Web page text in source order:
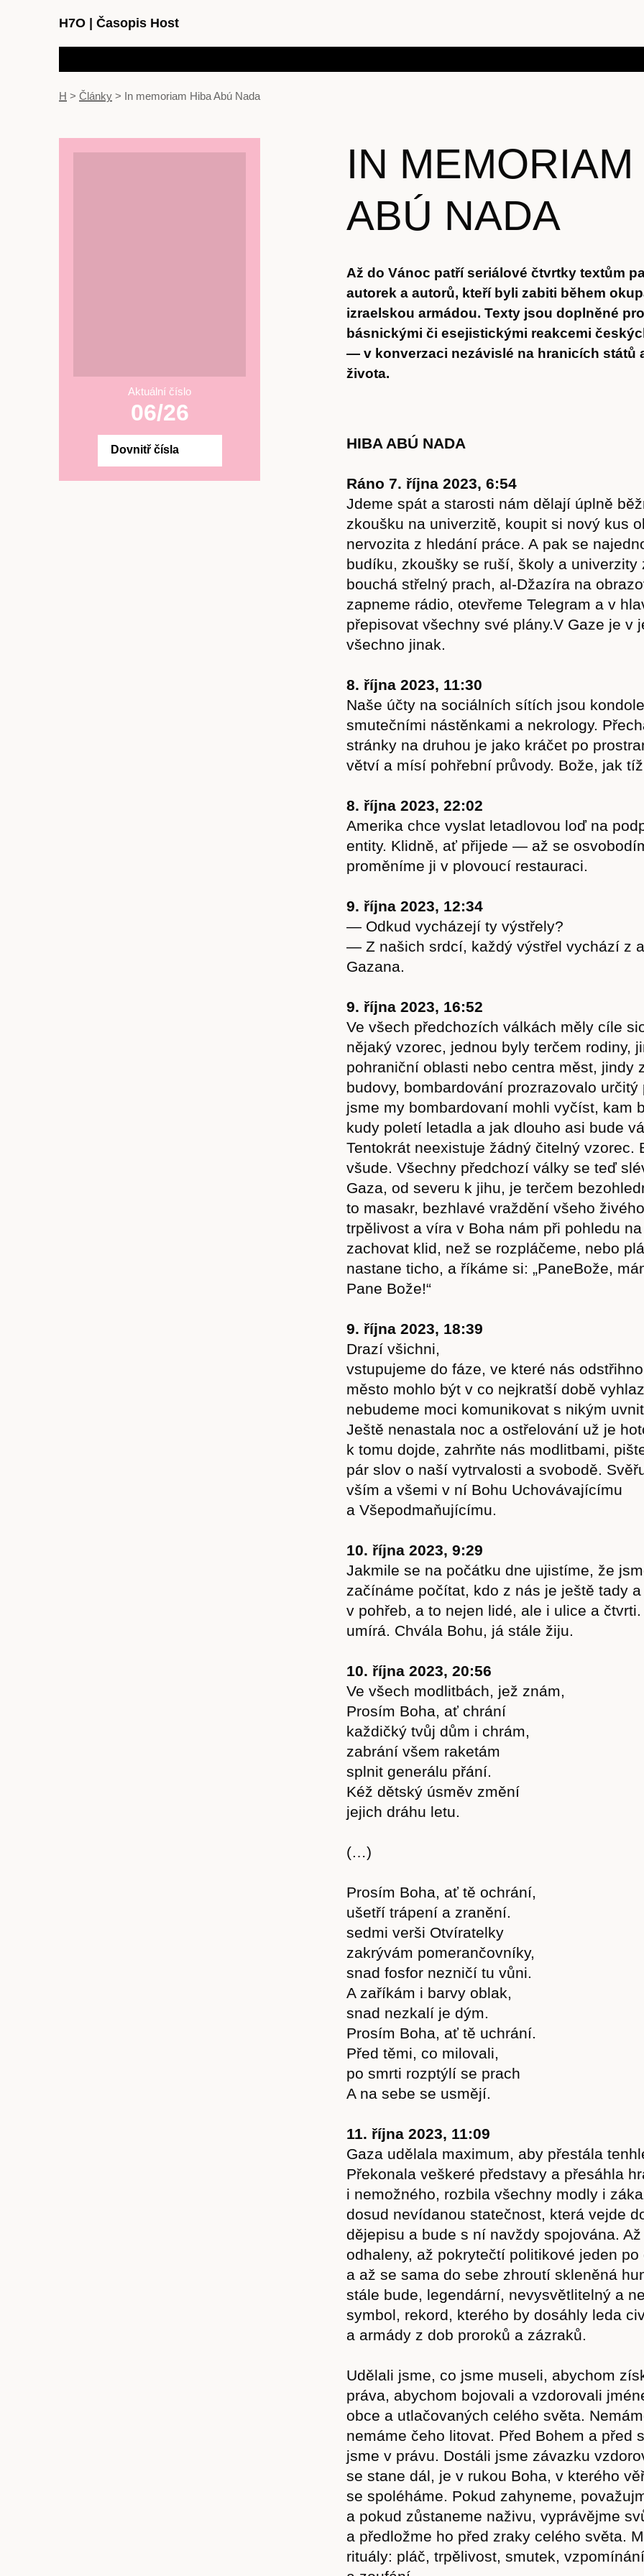
H7O Časopis Host
Časopis
Hostcast
Obchod
H > Články > In memoriam Hiba Abú Nada
Aktuální číslo
06/26
Dovnitř čísla
IN
ABÚ NADA
Až do Vánoc patří seriálové čtvrtky textům
autorek a autorů, kteří byli zabiti během
izraelskou armádou. Texty jsou doplněné
básnickými či esejistickými reakcemi
— v konverzaci nezávislé na hranicích států
života.
HIBA ABÚ NADA
Ráno 7. října 2023, 6:54
Jdeme spát a starosti nám dělají úplně
zkoušku na univerzitě, koupit si nový kus
nervozita z hledání práce. A pak se
budíku, zkoušky se ruší, školy a univerzity
bouchá střelný prach, al-Džazíra na
zapneme rádio, otevřeme Telegram a v
přepisovat všechny své plány.V Gaze je v
všechno jinak.
8. října 2023, 11:30
Naše účty na sociálních sítích jsou
smutečními nástěnkami a nekrology.
stránky na druhou je jako kráčet po
větví a mísí pohřební průvody. Bože, jak
8. října 2023, 22:02
Amerika chce vyslat letadlovou loď na
entity. Klidně, ať přijede — až se
proměníme ji v plovoucí restauraci.
9. října 2023, 12:34
— Odkud vycházejí ty výstřely?
— Z našich srdcí, každý výstřel vychází z
Gazana.
9. října 2023, 16:52
Ve všech předchozích válkách měly cíle
nějaký vzorec, jednou byly terčem rodiny,
pohraniční oblasti nebo centra měst, jindy
budovy, bombardování prozrazovalo určitý
jsme my bombardovaní mohli vyčíst, kam
kudy poletí letadla a jak dlouho asi bude
Tentokrát neexistuje žádný čitelný vzorec.
všude. Všechny předchozí války se teď
Gaza, od severu k jihu, je terčem
to masakr, bezhlavé vraždění všeho
trpělivost a víra v Boha nám při pohledu
zachovat klid, než se rozpláčeme, nebo
nastane ticho, a říkáme si: „PaneBože,
Pane Bože!“
9. října 2023, 18:39
Drazí všichni,
vstupujeme do fáze, ve které nás
město mohlo být v co nejkratší době
nebudeme moci komunikovat s nikým
Ještě nenastala noc a ostřelování už je
k tomu dojde, zahrňte nás modlitbami,
pár slov o naší vytrvalosti a svobodě.
vším a všemi v ní Bohu Uchovávajícímu
a Všepodmaňujícímu.
10. října 2023, 9:29
Jakmile se na počátku dne ujistíme, že
začínáme počítat, kdo z nás je ještě tady
v pohřeb, a to nejen lidé, ale i ulice a
umírá. Chvála Bohu, já stále žiju.
10. října 2023, 20:56
Ve všech modlitbách, jež znám,
Prosím Boha, ať chrání
každičký tvůj dům i chrám,
zabrání všem raketám
splnit generálu přání.
Kéž dětský úsměv změní
jejich dráhu letu.
(…)
Prosím Boha, ať tě ochrání,
ušetří trápení a zranění.
sedmi verši Otvíratelky
zakrývám pomerančovníky,
snad fosfor nezničí tu vůni.
A zaříkám i barvy oblak,
snad nezkalí je dým.
Prosím Boha, ať tě uchrání.
Před těmi, co milovali,
po smrti rozptýlí se prach
A na sebe se usmějí.
11. října 2023, 11:09
Gaza udělala maximum, aby přestála
Překonala veškeré představy a přesáhla
i nemožného, rozbila všechny modly i
dosud nevídanou statečnost, která vejde
dějepisu a bude s ní navždy spojována.
odhaleny, až pokrytečtí politikové jeden po
a až se sama do sebe zhroutí skleněná
stále bude, legendární, nevysvětlitelný a
symbol, rekord, kterého by dosáhly leda
a armády z dob proroků a zázraků.
Udělali jsme, co jsme museli, abychom
práva, abychom bojovali a vzdorovali
obce a utlačovaných celého světa.
nemáme čeho litovat. Před Bohem a před
jsme v právu. Dostáli jsme závazku
se stane dál, je v rukou Boha, v kterého
se spoléháme. Pokud zahyneme,
a pokud zůstaneme naživu, vyprávějme
a předložme ho před zraky celého světa.
rituály: pláč, trpělivost, smutek,